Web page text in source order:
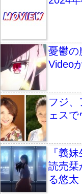
憂鬱の
Video
フジ
ェス
『義
読売栞
る悠太